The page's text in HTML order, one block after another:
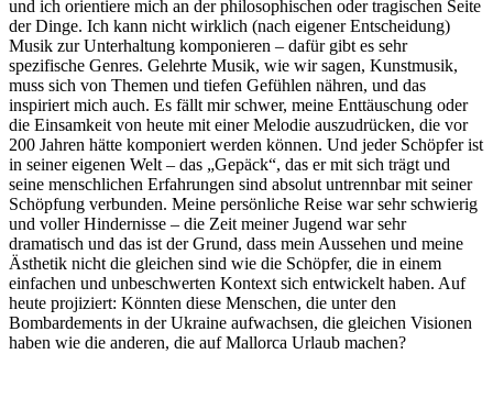
und ich orientiere mich an der philosophischen oder tragischen Seite
der Dinge. Ich kann nicht wirklich (nach eigener Entscheidung)
Musik zur Unterhaltung komponieren – dafür gibt es sehr
spezifische Genres. Gelehrte Musik, wie wir sagen, Kunstmusik,
muss sich von Themen und tiefen Gefühlen nähren, und das
inspiriert mich auch. Es fällt mir schwer, meine Enttäuschung oder
die Einsamkeit von heute mit einer Melodie auszudrücken, die vor
200 Jahren hätte komponiert werden können. Und jeder Schöpfer ist
in seiner eigenen Welt – das „Gepäck“, das er mit sich trägt und
seine menschlichen Erfahrungen sind absolut untrennbar mit seiner
Schöpfung verbunden. Meine persönliche Reise war sehr schwierig
und voller Hindernisse – die Zeit meiner Jugend war sehr
dramatisch und das ist der Grund, dass mein Aussehen und meine
Ästhetik nicht die gleichen sind wie die Schöpfer, die in einem
einfachen und unbeschwerten Kontext sich entwickelt haben. Auf
heute projiziert: Könnten diese Menschen, die unter den
Bombardements in der Ukraine aufwachsen, die gleichen Visionen
haben wie die anderen, die auf Mallorca Urlaub machen?